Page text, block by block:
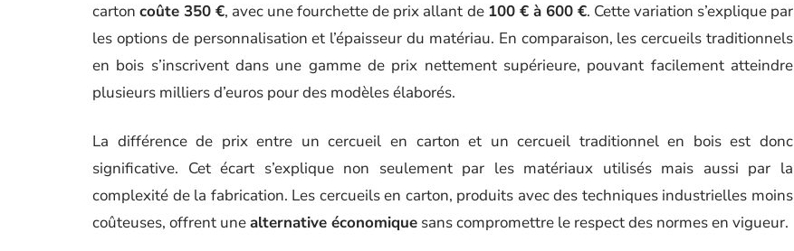
cartoncoûte 350 €, avec une fourchette de prix allant de 100 € à 600 €. Cette variation s’explique par
les options de personnalisation et l’épaisseur du matériau. En comparaison, les cercueils traditionnels
en bois s’inscrivent dans une gamme de prix nettement supérieure, pouvant facilement atteindre
plusieurs milliers d’euros pour des modèles élaborés.
La différence de prix entre un cercueil en carton et un cercueil traditionnel en bois est donc
significative. Cet écart s’explique non seulement par les matériaux utilisés mais aussi par la
complexité de la fabrication. Les cercueils en carton, produits avec des techniques industrielles moins
coûteuses, offrent unealternative économique sans compromettre le respect des normes en vigueur.